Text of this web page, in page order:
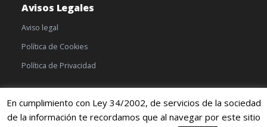
Avisos Legales
Aviso legal
Política de Cookies
Política de Privacidad
© 2019 TratamientoyEnfermedades | Cookies|Terminos y
En cumplimiento con Ley 34/2002, de servicios de la sociedad
de la información te recordamos que al navegar por este sitio